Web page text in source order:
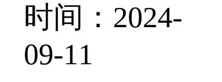
时间：2024-
09-11